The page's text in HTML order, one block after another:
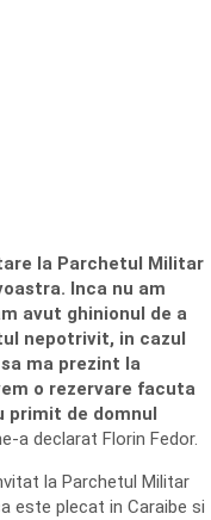
la Parchetul Militar
Inca nu am
avut ghinionul de a
nepotrivit, in cazul
ma prezint la
o rezervare facuta
primit de domnul
a declarat Florin Fedor.
la Parchetul Militar
este plecat in Caraibe si